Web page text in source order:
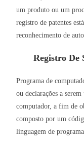
um produto ou um
registro de patentes
reconhecimento de
Registro De
Programa de
ou declarações a
computador, a fim de
composto por um
linguagem de